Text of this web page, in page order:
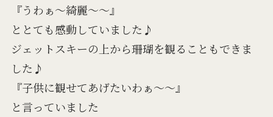
『うわぁ～綺麗～～』
ととても感動していました♪
ジェットスキーの上から珊瑚を観ることもできま
した♪
『子供に観せてあげたいわぁ～～』
と言っていました